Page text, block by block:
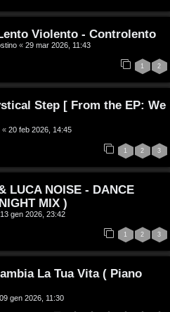
Violento - Controlento
« 29 mar 2026, 11:43
1 2
Step [ From the EP: We
« 20 feb 2026, 14:45
1 2 3
LUCA NOISE - DANCE
MIX )
13 gen 2026, 23:42
1 2 3
La Tua Vita ( Piano
09 gen 2026, 11:30